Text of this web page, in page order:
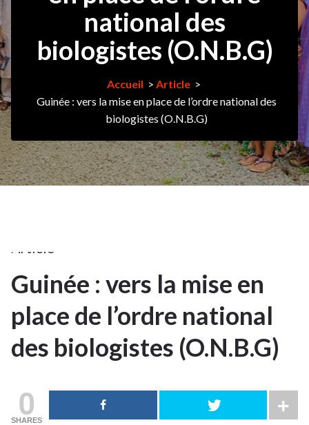
national des
biologistes (O.N.B.G)
Accueil > Article>
Guinée : vers la mise en place de l’ordre national des
biologistes (O.N.B.G)
13
NOV
13Nov
Guinée : vers la mise en
place de l’ordre national
des biologistes (O.N.B.G)
0
SHARES